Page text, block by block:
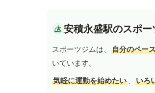
安積永盛駅のスポ
スポーツジムは、 自分のペー
いています。
気軽に運動を始めたい 、 いろ